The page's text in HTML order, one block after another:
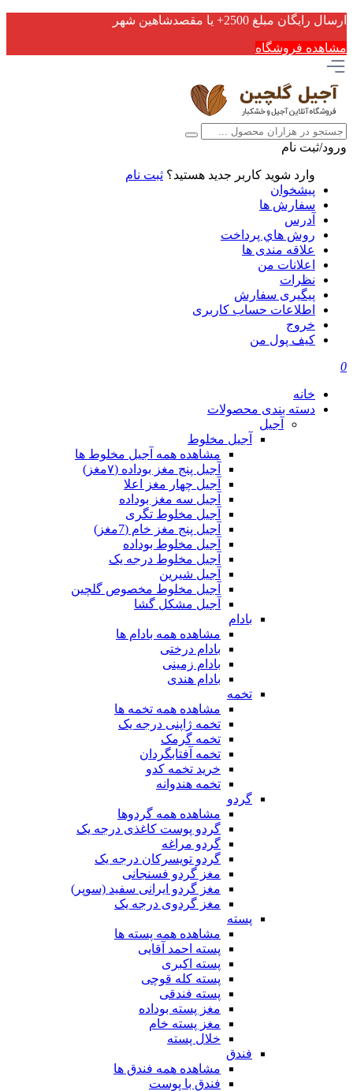
ارسال رایگان مبلغ 2500+ یا مقصدشاهین شهر
مشاهده فروشگاه
ورود/ثبت نام
وارد شوید کاربر جدید هستید؟ ثبت نام
پیشخوان
سفارش ها
آدرس
روش هاي پرداخت
علاقه مندی ها
اعلانات من
نظرات
پیگیری سفارش
اطلاعات حساب كاربری
خروج
کیف پول من
0
خانه
دسته بندی محصولات
آجیل
آجیل مخلوط
مشاهده همه آجیل مخلوط ها
آجیل پنج مغز بوداده (۷مغز)
آجیل چهار مغز اعلا
آجیل سه مغز بوداده
آجیل مخلوط تگری
آجیل پنج مغز خام (7مغز)
آجیل مخلوط بوداده
آجیل مخلوط درجه یک
آجیل شیرین
آجیل مخلوط مخصوص گلچین
آجیل مشکل گشا
بادام
مشاهده همه بادام ها
بادام درختی
بادام زمینی
بادام هندی
تخمه
مشاهده همه تخمه ها
تخمه ژاپنی درجه یک
تخمه گرمک
تخمه آفتابگردان
خرید تخمه کدو
تخمه هندوانه
گردو
مشاهده همه گردوها
گردو پوست کاغذی درجه یک
گردو مراغه
گردو تویسرکان درجه یک
مغز گردو فسنجانی
مغز گردو ایرانی سفید (سوپر)
مغز گردوی درجه یک
پسته
مشاهده همه پسته ها
پسته احمد آقایی
پسته اکبری
پسته کله قوچی
پسته فندقی
مغز پسته بوداده
مغز پسته خام
خلال پسته
فندق
مشاهده همه فندق ها
فندق با پوست